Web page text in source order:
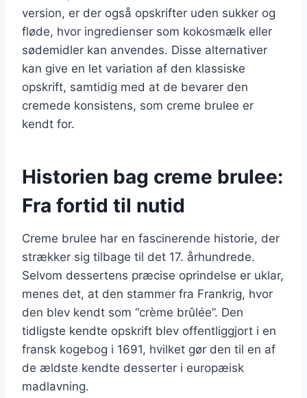
version, er der også opskrifter uden sukker og
fløde, hvor ingredienser som kokosmælk eller
sødemidler kan anvendes. Disse alternativer
kan give en let variation af den klassiske
opskrift, samtidig med at de bevarer den
cremede konsistens, som creme brulee er
kendt for.
Historien bag creme brulee:
Fra fortid til nutid
Creme brulee har en fascinerende historie, der
strækker sig tilbage til det 17. århundrede.
Selvom dessertens præcise oprindelse er uklar,
menes det, at den stammer fra Frankrig, hvor
den blev kendt som “crème brûlée”. Den
tidligste kendte opskrift blev offentliggjort i en
fransk kogebog i 1691, hvilket gør den til en af
de ældste kendte desserter i europæisk
madlavning.